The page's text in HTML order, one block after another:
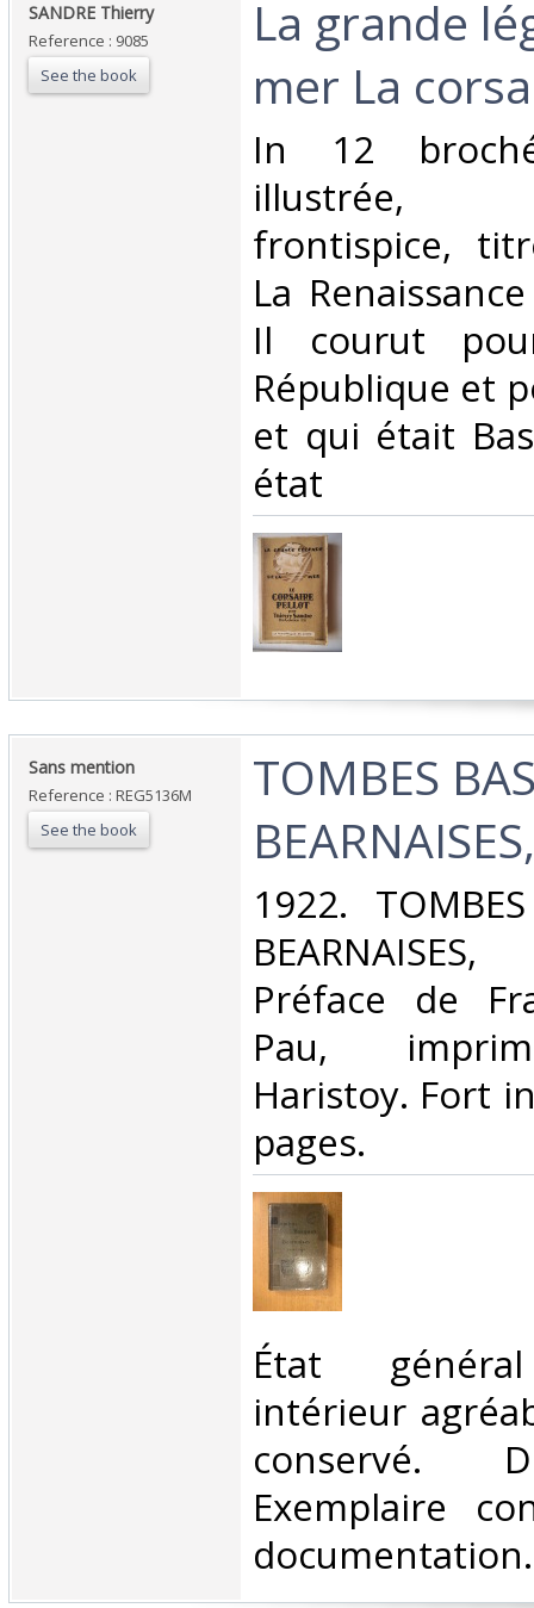
‎SANDRE Thierry ‎
Reference : 9085
See the book
‎La grande
mer La
‎In 12
illustrée,
frontispice,
La
Il courut
République et
et qui était
état ‎
‎Sans mention‎
Reference : REG5136M
See the book
‎TOMBES
‎1922.
Préface de
Pau,
Haristoy. Fort
pages. ‎
‎État
intérieur
conservé.
Exemplaire
documentation.‎